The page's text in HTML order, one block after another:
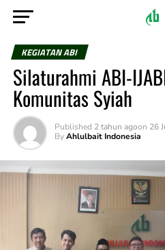
KEGIATAN ABI
Silaturahmi ABI-
Komunitas Syiah
Published 2 tahun agoon 26
By Ahlulbait Indonesia